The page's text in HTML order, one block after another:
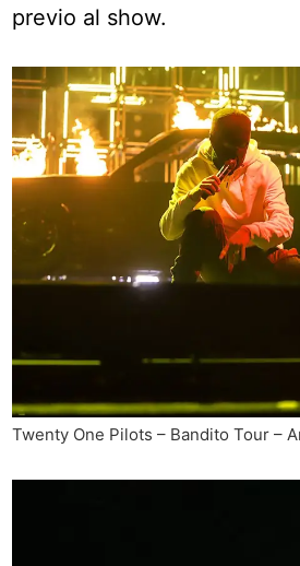
previo al show.
Twenty One Pilots – Bandito Tour –